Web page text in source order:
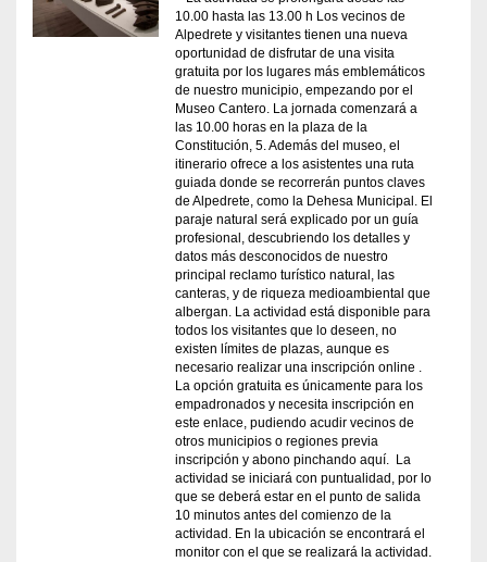
10.00 hasta las 13.00 h Los vecinos de
Alpedrete y visitantes tienen una nueva
oportunidad de disfrutar de una visita
gratuita por los lugares más emblemáticos
de nuestro municipio, empezando por el
Museo Cantero. La jornada comenzará a
las 10.00 horas en la plaza de la
Constitución, 5. Además del museo, el
itinerario ofrece a los asistentes una ruta
guiada donde se recorrerán puntos claves
de Alpedrete, como la Dehesa Municipal. El
paraje natural será explicado por un guía
profesional, descubriendo los detalles y
datos más desconocidos de nuestro
principal reclamo turístico natural, las
canteras, y de riqueza medioambiental que
albergan. La actividad está disponible para
todos los visitantes que lo deseen, no
existen límites de plazas, aunque es
necesario realizar una inscripción online .
La opción gratuita es únicamente para los
empadronados y necesita inscripción en
este enlace, pudiendo acudir vecinos de
otros municipios o regiones previa
inscripción y abono pinchando aquí. La
actividad se iniciará con puntualidad, por lo
que se deberá estar en el punto de salida
10 minutos antes del comienzo de la
actividad. En la ubicación se encontrará el
monitor con el que se realizará la actividad.